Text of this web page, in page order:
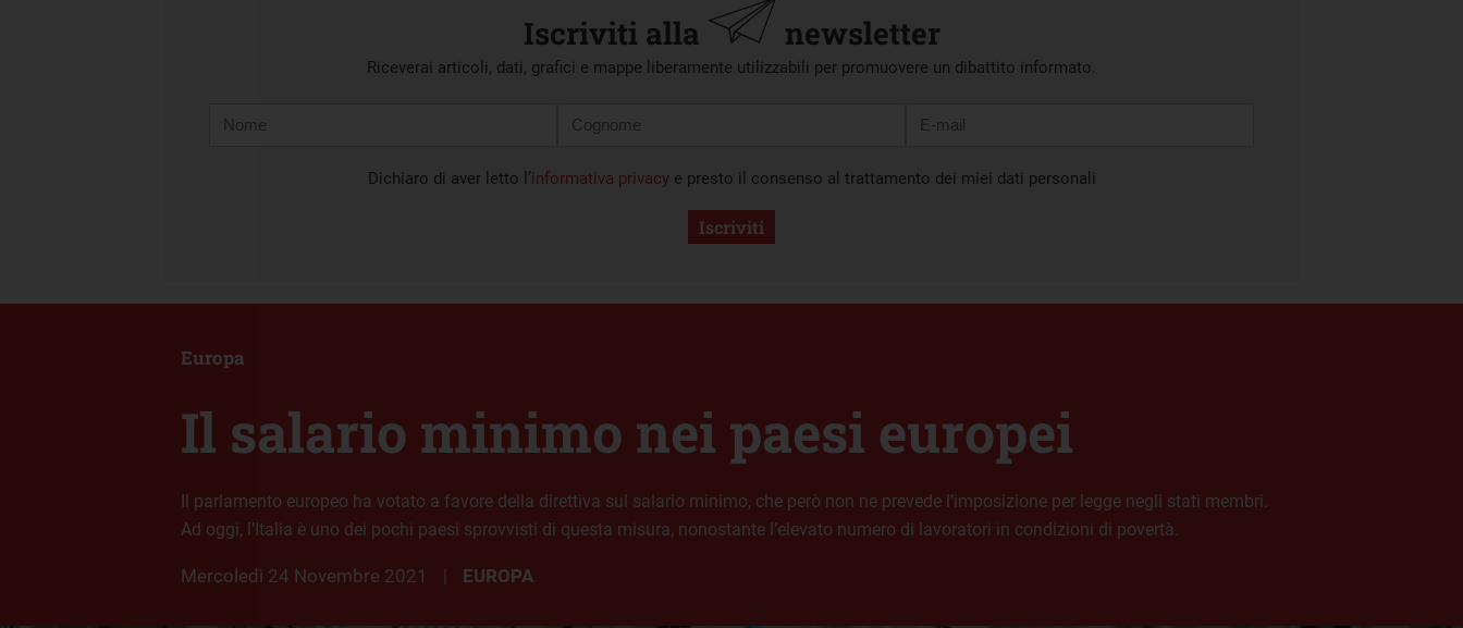
Iscriviti alla newsletter
Riceverai articoli, dati, grafici e mappe liberamente utilizzabili per promuovere un dibattito informato.
mail
Dichiaro di aver letto l’informativa privacye presto il consenso al trattamento dei miei dati personali
Iscriviti
Il salario minimo nei paesi europei
Europa
Il parlamento europeo ha votato a favore della direttiva sul salario minimo, che però non ne prevede l’imposizione per legge negli stati membri.
Ad oggi, l’Italia è uno dei pochi paesi sprovvisti di questa misura, nonostante l’elevato numero di lavoratori in condizioni di povertà.
mercoledì 24 Novembre 2021 | EUROPA